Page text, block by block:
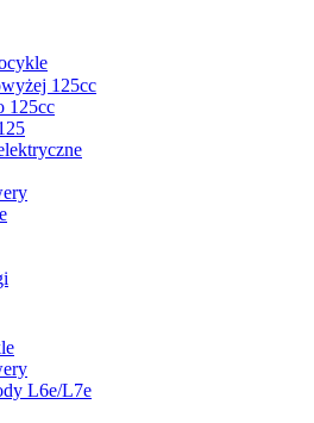
125cc
125cc
L6e/L7e